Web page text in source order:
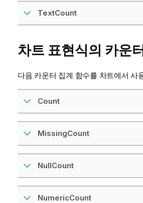
TextCount
차트 표현식의 카운
다음 카운터 집계 함수를 차트에서 사
Count
MissingCount
NullCount
NumericCount